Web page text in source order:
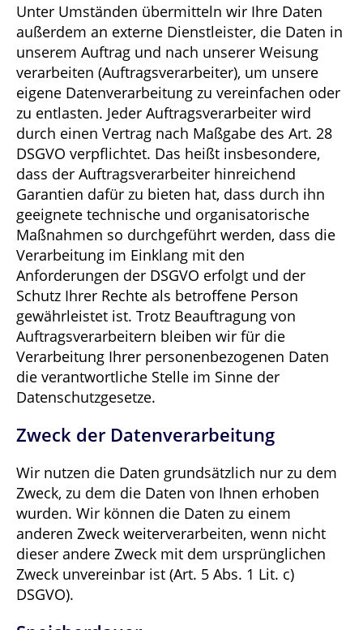
Unter Umständen übermitteln wir Ihre Daten
außerdem an externe Dienstleister, die Daten in
unserem Auftrag und nach unserer Weisung
verarbeiten (Auftragsverarbeiter), um unsere
eigene Datenverarbeitung zu vereinfachen oder
zu entlasten. Jeder Auftragsverarbeiter wird
durch einen Vertrag nach Maßgabe des Art. 28
DSGVO verpflichtet. Das heißt insbesondere,
dass der Auftragsverarbeiter hinreichend
Garantien dafür zu bieten hat, dass durch ihn
geeignete technische und organisatorische
Maßnahmen so durchgeführt werden, dass die
Verarbeitung im Einklang mit den
Anforderungen der DSGVO erfolgt und der
Schutz Ihrer Rechte als betroffene Person
gewährleistet ist. Trotz Beauftragung von
Auftragsverarbeitern bleiben wir für die
Verarbeitung Ihrer personenbezogenen Daten
die verantwortliche Stelle im Sinne der
Datenschutzgesetze.
Zweck der Datenverarbeitung
Wir nutzen die Daten grundsätzlich nur zu dem
Zweck, zu dem die Daten von Ihnen erhoben
wurden. Wir können die Daten zu einem
anderen Zweck weiterverarbeiten, wenn nicht
dieser andere Zweck mit dem ursprünglichen
Zweck unvereinbar ist (Art. 5 Abs. 1 Lit. c)
DSGVO).